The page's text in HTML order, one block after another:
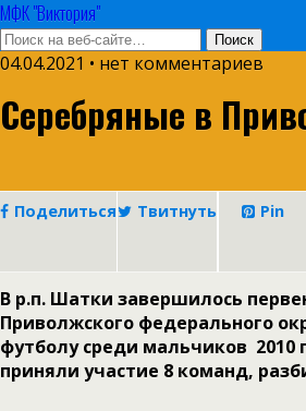
МФК "Виктория"
04.04.2021 • нет комментариев
Серебряные в
Поделиться Твитнуть Pin
В р.п. Шатки завершилось
Приволжского федерального
футболу среди мальчиков 2010
приняли участие 8 команд,